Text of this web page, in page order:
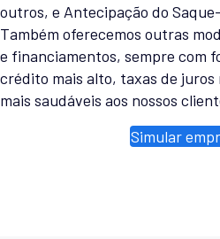
outros, e Antecipação do
Também oferecemos outras
e financiamentos, sempre com
crédito mais alto, taxas de juros
mais saudáveis aos nossos
Simular